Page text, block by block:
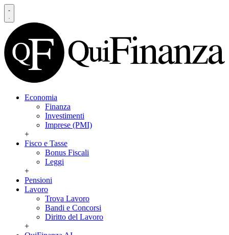
Economia
Finanza
Investimenti
Imprese (PMI)
+
Fisco e Tasse
Bonus Fiscali
Leggi
+
Pensioni
Lavoro
Trova Lavoro
Bandi e Concorsi
Diritto del Lavoro
+